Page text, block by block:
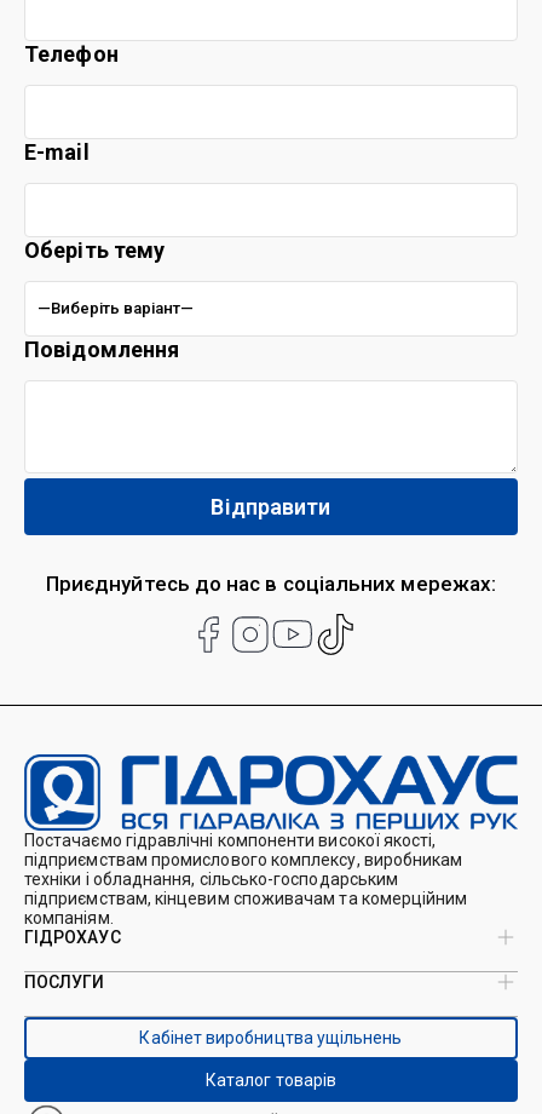
Приєднуйтесь до нас в соціальних мережах:
Телефон
E-mail
Оберіть тему
Повідомлення
Постачаємо гідравлічні компоненти високої якості,
підприємствам промислового комплексу, виробникам
техніки і обладнання, сільсько-господарським
підприємствам, кінцевим споживачам та комерційним
компаніям.
ГІДРОХАУС
Про нас
Каталоги
Контакти
ПОСЛУГИ
Виробництво ущільнень
Виробництво гідроциліндрів
Ремонт гідроциліндрів
Ремонт і виготовлення РВТ
Кабінет виробництва ущільнень
Каталог товарів